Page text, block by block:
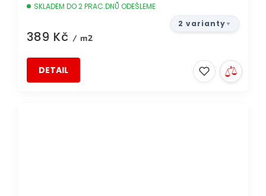
SKLADEM DO 2 PRAC.DNŮ ODEŠLEME
389 Kč / m2
DETAIL
2 varianty